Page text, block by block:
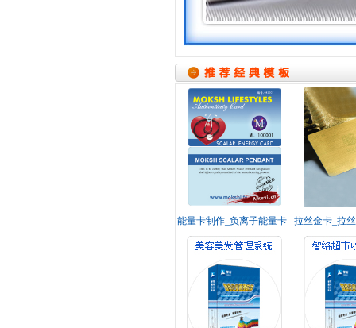
能量卡制作_负离子能量卡
_纳米能量卡制作_托玛琳
能量卡
拉丝金卡_拉
_镭射拉丝会
卡品牌指